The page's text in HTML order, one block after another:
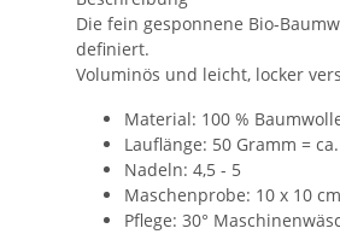
Die fein gesponnene Bio-
definiert.
Voluminös und leicht, locker
Material: 100 %
Lauflänge: 50 Gramm =
Nadeln: 4,5 - 5
Maschenprobe: 10 x 10
Pflege: 30°